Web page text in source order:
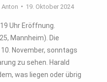
Anton 19. Oktober 2024
Uhr Eröffnung.
Mannheim). Die
November, sonntags
zu sehen. Harald
was liegen oder übrig